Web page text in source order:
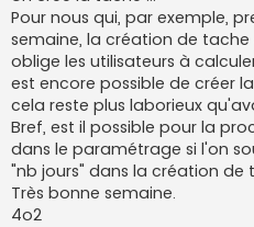
Pour nous qui, par exemple,
semaine, la création de
oblige les utilisateurs à
est encore possible de créer
cela reste plus laborieux
Bref, est il possible pour la
dans le paramétrage si l'on
"nb jours" dans la création de
Très bonne semaine.
4o2